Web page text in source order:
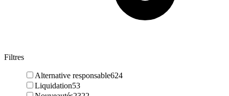
Filtres
Alternative responsable624
Liquidation53